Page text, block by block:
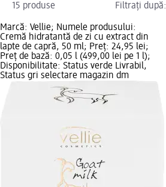
15 produse Filtrați după:
Marcă: Vellie; Numele produsului:
Cremă hidratantă de zi cu extract din
lapte de capră, 50 ml; Preț: 24,95 lei;
Preț de bază: 0,05 l (499,00 lei pe 1 l);
Disponibilitate: Status verde Livrabil,
Status gri selectare magazin dm